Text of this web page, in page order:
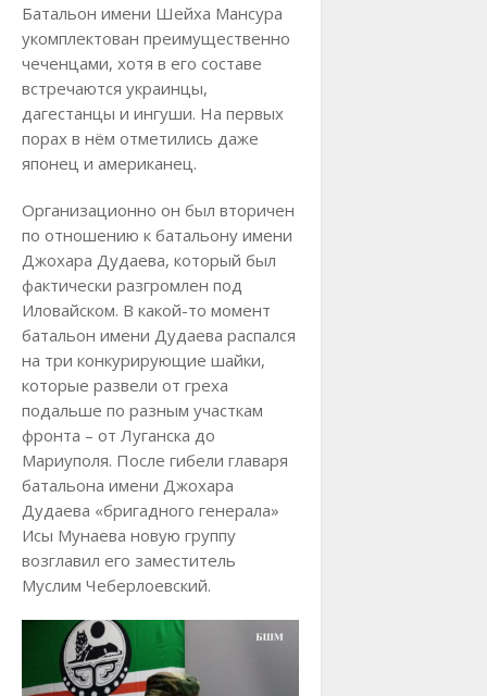
Батальон имени Шейха Мансура
укомплектован преимущественно
чеченцами, хотя в его составе
встречаются украинцы,
дагестанцы и ингуши. На первых
порах в нём отметились даже
японец и американец.
Организационно он был вторичен
по отношению к батальону имени
Джохара Дудаева, который был
фактически разгромлен под
Иловайском. В какой-то момент
батальон имени Дудаева распался
на три конкурирующие шайки,
которые развели от греха
подальше по разным участкам
фронта – от Луганска до
Мариуполя. После гибели главаря
батальона имени Джохара
Дудаева «бригадного генерала»
Исы Мунаева новую группу
возглавил его заместитель
Муслим Чеберлоевский.